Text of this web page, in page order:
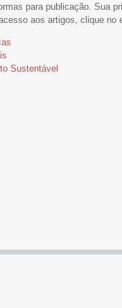
para publicação. Sua
aos artigos, clique no
Sustentável